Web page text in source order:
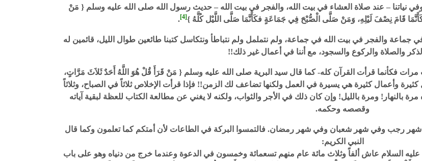
وفي نياتنا – عند صلاة العشاء في بيت الله، والفجر في بيت الله – حديث رسول الله صلى الله عليه وسلم { مَنْ
قَامَ نِصْفَ لَيْلِهِ، وَمَنْ صَلَّى الْصُّبْحَ فِي جَمَاعَةٍ فكَأَنَّمَا صَلَّى اللَّيْل كُلَّهُ }[4]
.
جماعة والفجر في بيت الله في جماعة، ولم نتململ ولم نتباطأ ونتكاسل كتبنا طائعين طوال الليل، قائمين له
والصلاة والركوع والسجود، مع أننا في أعمال غير ذلك!!
فكأنما قرأت القرآن كله- كما قال سيد البرية صلى الله عليه وسلم { مَنْ قَرَأَ قُلْ هُوَ اللَّهُ أَحَدٌ ثَلاَثَ مَرَّاتٍ،
وأعمال كثيرة هي يسيرة في العمل ولكنها تضاعف لك الزمن!! فإذا قرأت الإخلاص ثلاثاً في الصباح، وثلاثاً
بالنهار! ومرة بالليل! وإن كان ذلك في الأجر والثواب، ولكنه لا يغني عن مطالعة الكتاب للعظة لبقية آياته
وقصصه وحكمه.
شهر رجب وفي شهر شعبان وفي شهر رمضان. فالتمسوا البركة في الطاعات لأن أمتكم كما تعلمون وكما قال
النبي الكريم:
عليه السلام عاش ألفاً وثلاث مائة عام منهم تسعمائة وخمسون في الدعوة وعندما خرج من دنياه وهو على باب